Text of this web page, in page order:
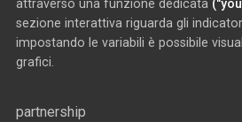
attraverso una funzione dedicata
sezione interattiva riguarda gli
impostando le variabili è possibile
grafici.
partnership